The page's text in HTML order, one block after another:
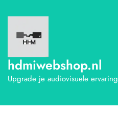
naar
inhoud
hdmiwebshop.nl
Upgrade je audiovisuele ervaring